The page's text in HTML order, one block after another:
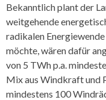
Bekanntlich plant der
weitgehende
radikalen
möchte, wären dafür
von 5 TWh p.a.
Mix aus Windkraft und
mindestens 100